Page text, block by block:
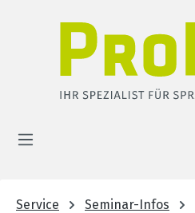
Service Seminar-Infos